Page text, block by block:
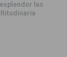
las